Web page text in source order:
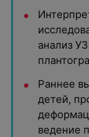
анализ
Раннее
детей,
ведение